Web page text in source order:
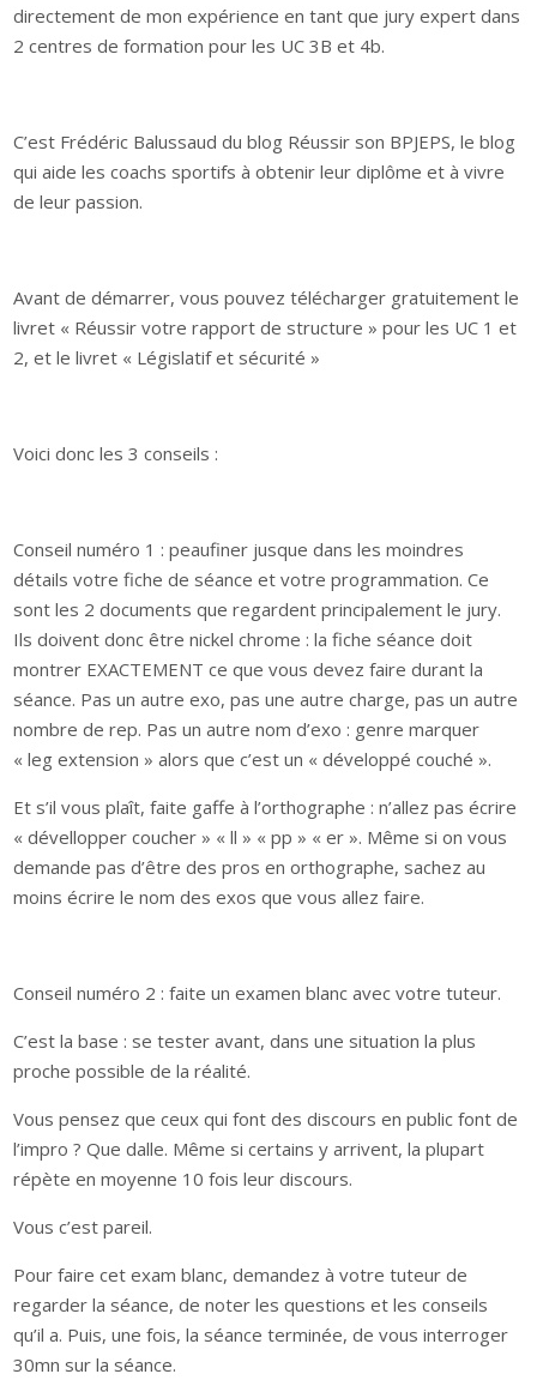
directement de mon expérience en tant que jury expert dans
2 centres de formation pour les UC 3B et 4b.
C’est Frédéric Balussaud du blog Réussir son BPJEPS, le blog
qui aide les coachs sportifs à obtenir leur diplôme et à vivre
de leur passion.
Avant de démarrer, vous pouvez télécharger gratuitement le
livret « Réussir votre rapport de structure » pour les UC 1 et
2, et le livret « Législatif et sécurité »
Voici donc les 3 conseils :
Conseil numéro 1 : peaufiner jusque dans les moindres
détails votre fiche de séance et votre programmation. Ce
sont les 2 documents que regardent principalement le jury.
Ils doivent donc être nickel chrome : la fiche séance doit
montrer EXACTEMENT ce que vous devez faire durant la
séance. Pas un autre exo, pas une autre charge, pas un autre
nombre de rep. Pas un autre nom d’exo : genre marquer
« leg extension » alors que c’est un « développé couché ».
Et s’il vous plaît, faite gaffe à l’orthographe : n’allez pas écrire
« dévellopper coucher » « ll » « pp » « er ». Même si on vous
demande pas d’être des pros en orthographe, sachez au
moins écrire le nom des exos que vous allez faire.
Conseil numéro 2 : faite un examen blanc avec votre tuteur.
C’est la base : se tester avant, dans une situation la plus
proche possible de la réalité.
Vous pensez que ceux qui font des discours en public font de
l’impro ? Que dalle. Même si certains y arrivent, la plupart
répète en moyenne 10 fois leur discours.
Vous c’est pareil.
Pour faire cet exam blanc, demandez à votre tuteur de
regarder la séance, de noter les questions et les conseils
qu’il a. Puis, une fois, la séance terminée, de vous interroger
30mn sur la séance.